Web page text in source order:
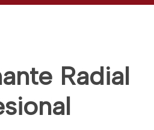
Radial